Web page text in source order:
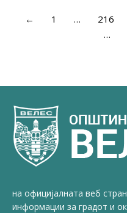
← 1 … 216
…
на официјалната веб
информации за градот и